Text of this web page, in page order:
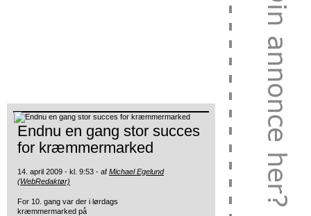
Endnu en gang stor succes
for kræmmermarked
14. april 2009 - kl. 9:53 - af Michael Egelund
(WebRedaktør)
For 10. gang var der i lørdags
kræmmermarked på